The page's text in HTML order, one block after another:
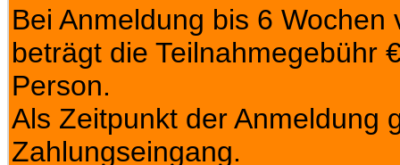
Bei Anmeldung bis 6 Wochen
beträgt die Teilnahmegebühr
Person.
Als Zeitpunkt der Anmeldung
Zahlungseingang.